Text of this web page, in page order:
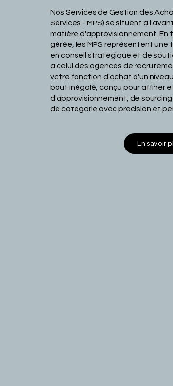
Nos Services de Gestion des
Services - MPS) se situent à
matière d'approvisionnement.
gérée, les MPS représentent
en conseil stratégique et de
à celui des agences de
votre fonction d'achat d'un
bout inégalé, conçu pour affiner
d'approvisionnement, de
de catégorie avec précision et
En savoir